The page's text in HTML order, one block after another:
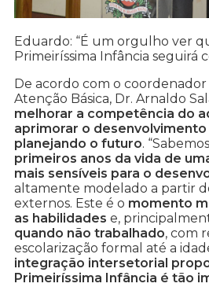
Eduardo: “É um orgulho ver
Primeiríssima Infância seguirá
De acordo com o
Atenção Básica, Dr. Arnaldo
melhorar a competência do
aprimorar o desenvolvimento
planejando o futuro.
primeiros anos da vida de
mais sensíveis para o
altamente modelado a partir
externos. Este é o momento
as habilidades e,
quando não trabalhado, com
escolarização formal até a
integração intersetorial
Primeiríssima Infância é tão